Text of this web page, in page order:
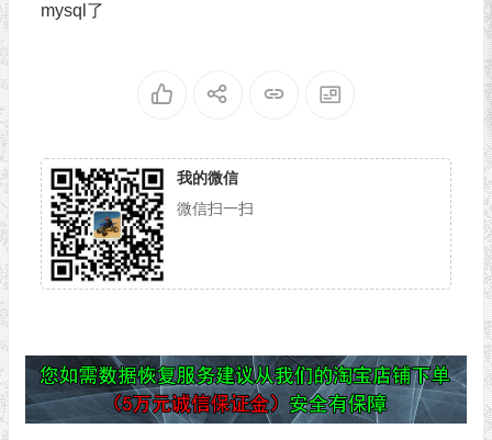
mysql了
我的微信
微信扫一扫